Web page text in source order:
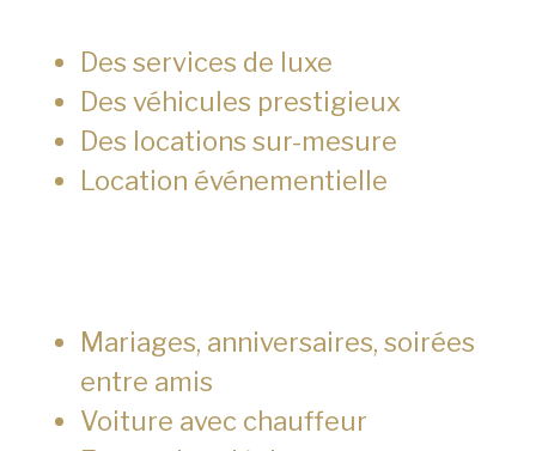
Des services de luxe
Des véhicules prestigieux
Des locations sur-mesure
Location événementielle
Mariages, anniversaires, soirées
entre amis
Voiture avec chauffeur